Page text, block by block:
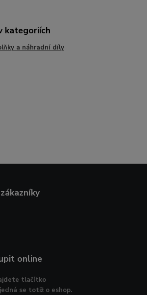
kategoriích
a náhradní díly
online
tlačítko
se totiž o eshop.